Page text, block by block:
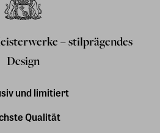
– stilprägendes
Design
und limitiert
Qualität